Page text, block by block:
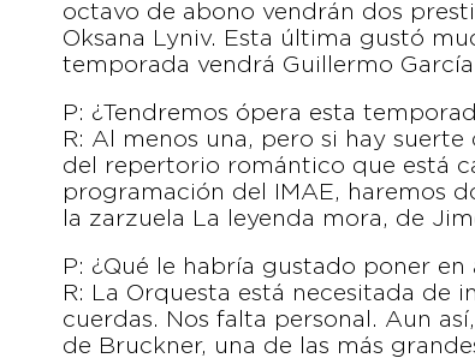
octavo de abono vendrán dos
Oksana Lyniv. Esta última gustó
temporada vendrá Guillermo García
P: ¿Tendremos ópera esta
R: Al menos una, pero si hay
del repertorio romántico que está
programación del IMAE, haremos
la zarzuela La leyenda mora, de
P: ¿Qué le habría gustado poner
R: La Orquesta está necesitada
cuerdas. Nos falta personal. Aun
de Bruckner, una de las más